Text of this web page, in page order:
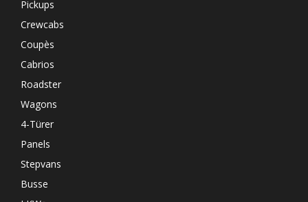
Pickups
Crewcabs
Coupès
Cabrios
Roadster
Wagons
4-Türer
Panels
Stepvans
Busse